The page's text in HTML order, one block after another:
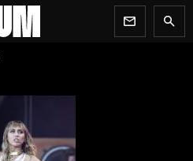
newsletter search